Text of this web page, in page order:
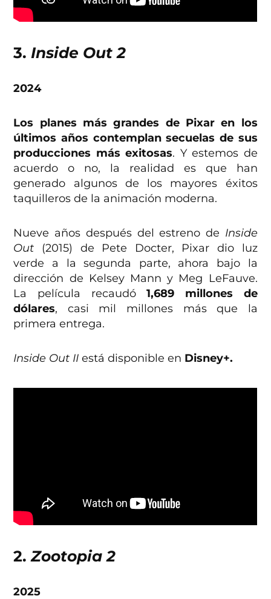
3. Inside Out 2
2024
Los planes más grandes de Pixar en los
últimos años contemplan secuelas de sus
producciones más exitosas. Y estemos de
acuerdo o no, la realidad es que han
generado algunos de los mayores éxitos
taquilleros de la animación moderna.
Nueve años después del estreno de Inside
Out (2015) de Pete Docter, Pixar dio luz
verde a la segunda parte, ahora bajo la
dirección de Kelsey Mann y Meg LeFauve.
La película recaudó1,689 millones de
dólares, casi mil millones más que la
primera entrega.
Inside Out II está disponible en Disney+.
2.Zootopia 2
2025